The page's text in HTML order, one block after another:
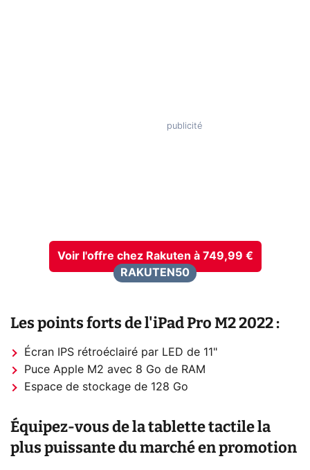
Voir l'offre chez Rakuten à 749,99 €
RAKUTEN50
Les points forts de l'iPad Pro M2 2022 :
Écran IPS rétroéclairé par LED de 11"
Puce Apple M2 avec 8 Go de RAM
Espace de stockage de 128 Go
Équipez-vous de la tablette tactile la
plus puissante du marché en promotion